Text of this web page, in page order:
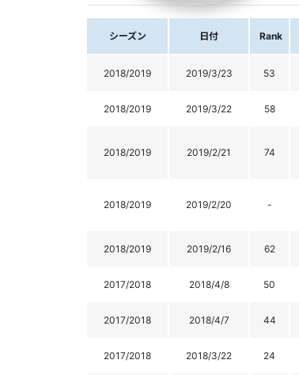
シーズン 日付 Rank
2018/2019 2019/3/23 53
2018/2019 2019/3/22 58
2018/2019 2019/2/21 74
2018/2019 2019/2/20 -
2018/2019 2019/2/16 62
2017/2018 2018/4/8 50
2017/2018 2018/4/7 44
2017/2018 2018/3/22 24